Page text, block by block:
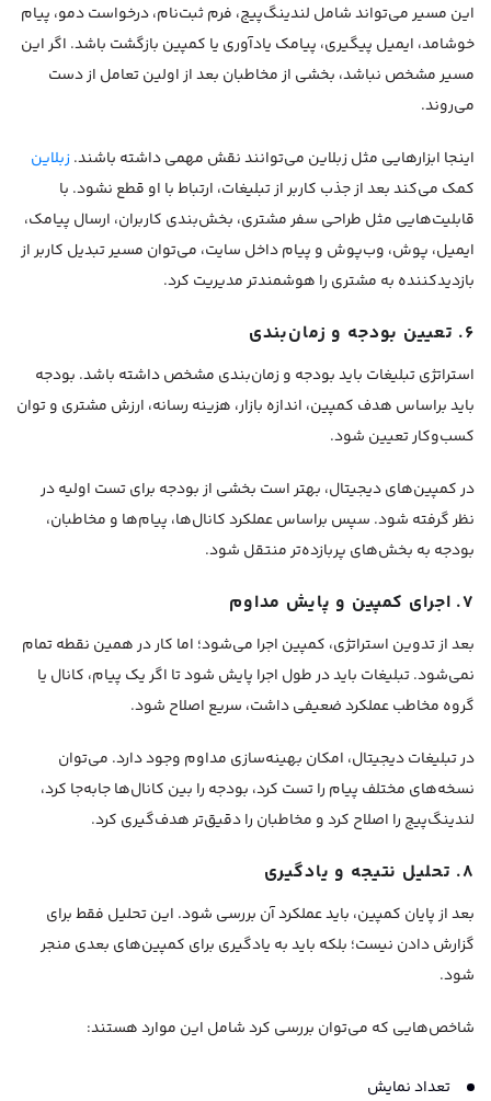
این مسیر می‌تواند شامل لندینگ‌پیج، فرم ثبت‌نام، درخواست دمو، پیام
خوشامد، ایمیل پیگیری، پیامک یادآوری یا کمپین بازگشت باشد. اگر این
مسیر مشخص نباشد، بخشی از مخاطبان بعد از اولین تعامل از دست
می‌روند.
اینجا ابزارهایی مثل زبلاین می‌توانند نقش مهمی داشته باشند.زبلاین
کمک می‌کند بعد از جذب کاربر از تبلیغات، ارتباط با او قطع نشود. با
قابلیت‌هایی مثل طراحی سفر مشتری، بخش‌بندی کاربران، ارسال پیامک،
ایمیل، پوش، وب‌پوش و پیام داخل سایت، می‌توان مسیر تبدیل کاربر از
بازدیدکننده به مشتری را هوشمندتر مدیریت کرد.
۶. تعیین بودجه و زمان‌بندی
استراتژی تبلیغات باید بودجه و زمان‌بندی مشخص داشته باشد. بودجه
باید براساس هدف کمپین، اندازه بازار، هزینه رسانه، ارزش مشتری و توان
کسب‌وکار تعیین شود.
در کمپین‌های دیجیتال، بهتر است بخشی از بودجه برای تست اولیه در
نظر گرفته شود. سپس براساس عملکرد کانال‌ها، پیام‌ها و مخاطبان،
بودجه به بخش‌های پربازده‌تر منتقل شود.
۷. اجرای کمپین و پایش مداوم
بعد از تدوین استراتژی، کمپین اجرا می‌شود؛ اما کار در همین نقطه تمام
نمی‌شود. تبلیغات باید در طول اجرا پایش شود تا اگر یک پیام، کانال یا
گروه مخاطب عملکرد ضعیفی داشت، سریع اصلاح شود.
در تبلیغات دیجیتال، امکان بهینه‌سازی مداوم وجود دارد. می‌توان
نسخه‌های مختلف پیام را تست کرد، بودجه را بین کانال‌ها جابه‌جا کرد،
لندینگ‌پیج را اصلاح کرد و مخاطبان را دقیق‌تر هدف‌گیری کرد.
۸. تحلیل نتیجه و یادگیری
بعد از پایان کمپین، باید عملکرد آن بررسی شود. این تحلیل فقط برای
گزارش دادن نیست؛ بلکه باید به یادگیری برای کمپین‌های بعدی منجر
شود.
شاخص‌هایی که می‌توان بررسی کرد شامل این موارد هستند:
تعداد نمایش